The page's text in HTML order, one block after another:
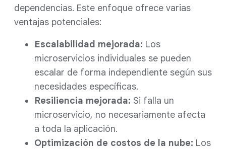
dependencias. Este enfoque ofrece varias
ventajas potenciales:
Escalabilidad mejorada: Los
microservicios individuales se pueden
escalar de forma independiente según sus
necesidades específicas.
Resiliencia mejorada: Si falla un
microservicio, no necesariamente afecta
a toda la aplicación.
Optimización de costos de la nube: Los